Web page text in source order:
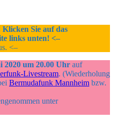
Sie auf das
links unten! <–
<–
2020 um 20.00 Uhr auf
Livestream. (Wiederholung
Bermudafunk Mannheim bzw.
unter